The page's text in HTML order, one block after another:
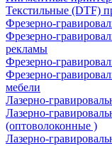
Текстильные (DTF)
Фрезерно-
Фрезерно-
рекламы
Фрезерно-
Фрезерно-
мебели
Лазерно-
Лазерно-
(оптоволоконные )
Лазерно-